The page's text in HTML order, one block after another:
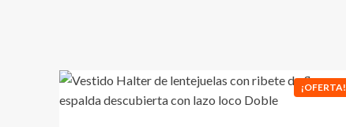
¡OFERTA!